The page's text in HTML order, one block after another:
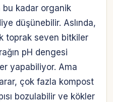
bu kadar organik
düşünebilir. Aslında,
toprak seven bitkiler
pH dengesi
yapabiliyor. Ama
çok fazla kompost
bozulabilir ve kökler